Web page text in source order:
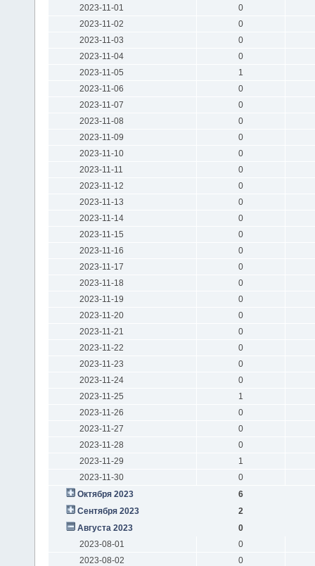
2023-11-01
0
2023-11-02
0
2023-11-03
0
2023-11-04
0
2023-11-05
1
2023-11-06
0
2023-11-07
0
2023-11-08
0
2023-11-09
0
2023-11-10
0
2023-11-11
0
2023-11-12
0
2023-11-13
0
2023-11-14
0
2023-11-15
0
2023-11-16
0
2023-11-17
0
2023-11-18
0
2023-11-19
0
2023-11-20
0
2023-11-21
0
2023-11-22
0
2023-11-23
0
2023-11-24
0
2023-11-25
1
2023-11-26
0
2023-11-27
0
2023-11-28
0
2023-11-29
1
2023-11-30
0
Октября 2023
6
Сентября 2023
2
Августа 2023
0
2023-08-01
0
2023-08-02
0